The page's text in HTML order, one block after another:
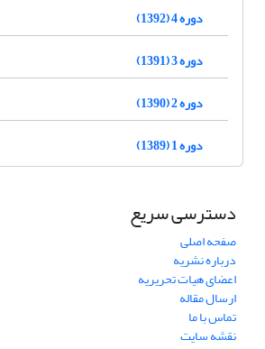
دوره 4 (1392)
دوره 3 (1391)
دوره 2 (1390)
دوره 1 (1389)
دسترسی سریع
صفحه اصلی
درباره نشریه
اعضای هیات تحریریه
ارسال مقاله
تماس با ما
نقشه سایت